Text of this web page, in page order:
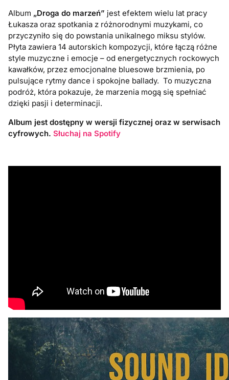
Album „Droga do marzeń” jest efektem wielu lat pracy
Łukasza oraz spotkania z różnorodnymi muzykami, co
przyczyniło się do powstania unikalnego miksu stylów.
Płyta zawiera 14 autorskich kompozycji, które łączą różne
style muzyczne i emocje – od energetycznych rockowych
kawałków, przez emocjonalne bluesowe brzmienia, po
pulsujące rytmy dance i spokojne ballady. To muzyczna
podróż, która pokazuje, że marzenia mogą się spełniać
dzięki pasji i determinacji.
Album jest dostępny w wersji fizycznej oraz w serwisach
cyfrowych.Słuchaj na Spotify